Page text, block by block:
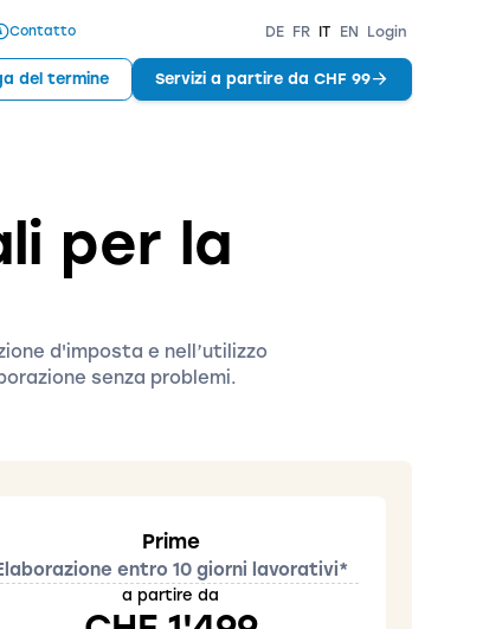
Contatto DE FR IT EN Login
del termine Servizi a partire da CHF 99
per la
d'imposta e nell’utilizzo
senza problemi.
Prime
entro 10 giorni lavorativi*
a partire da